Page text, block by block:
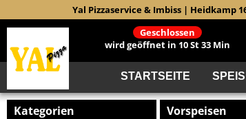
Yal Pizzaservice & Imbiss | Heidkamp
Geschlossen
wird geöffnet in 10 St 33 Min
STARTSEITE
Kategorien Vorspeisen